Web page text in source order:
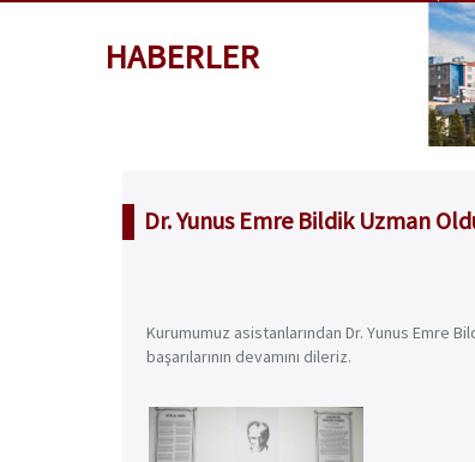
HABERLER
Dr. Yunus Emre Bildik Uzman
Kurumumuz asistanlarından Dr. Yunus Emre
başarılarının devamını dileriz.